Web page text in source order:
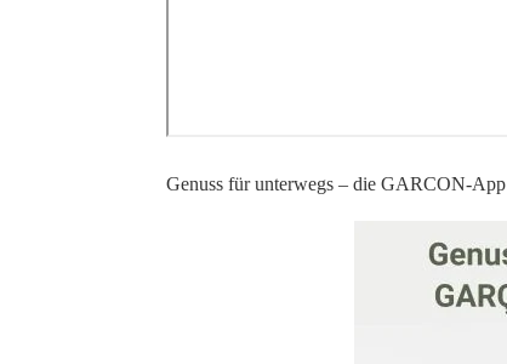
Genuss für unterwegs – die GARCON-App